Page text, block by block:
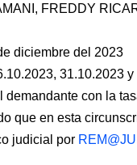
FREDDY
diciembre del 2023
31.10.2023
demandante con la
que en esta
judicial por REM@JU